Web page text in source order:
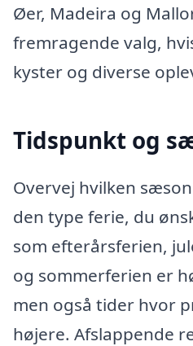
Øer, Madeira og
fremragende valg,
kyster og diverse
Tidspunkt og
Overvej hvilken
den type ferie, du
som efterårsferien,
og sommerferien er
men også tider hvor
højere. Afslappende